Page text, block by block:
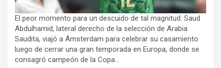
El peor momento para un descuido de tal magnitud. Saud
Abdulhamid, lateral derecho de la selección de Arabia
Saudita, viajó a Ámsterdam para celebrar su casamiento
luego de cerrar una gran temporada en Europa, donde se
consagró campeón de la Copa…